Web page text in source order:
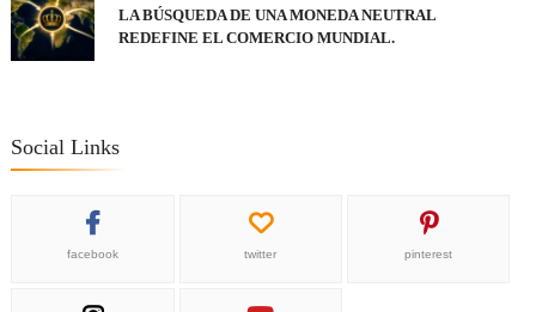
LA BÚSQUEDA DE UNA MONEDA NEUTRAL
REDEFINE EL COMERCIO MUNDIAL.
Social Links
facebook twitter pinterest